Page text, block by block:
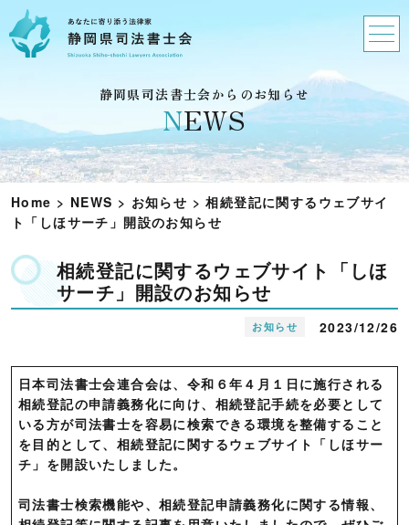
静岡県司法書士会からのお知らせ
NEWS
Home > NEWS > お知らせ >相続登記に関するウェブサイ
ト「しほサーチ」開設のお知らせ
相続登記に関するウェブサイト「しほ
サーチ」開設のお知らせ
お知らせ 2023/12/26
日本司法書士会連合会は、令和６年４月１日に施行される
相続登記の申請義務化に向け、相続登記手続を必要として
いる方が司法書士を容易に検索できる環境を整備すること
を目的として、相続登記に関するウェブサイト「しほサー
チ」を開設いたしました。
司法書士検索機能や、相続登記申請義務化に関する情報、